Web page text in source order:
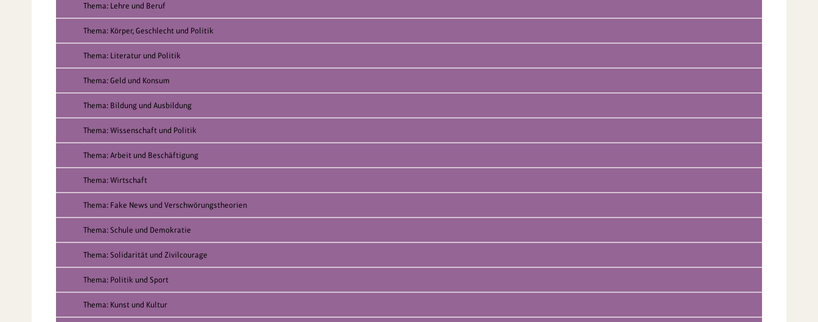
Thema: Lehre und Beruf
Thema: Körper, Geschlecht und Politik
Thema: Literatur und Politik
Thema: Geld und Konsum
Thema: Bildung und Ausbildung
Thema: Wissenschaft und Politik
Thema: Arbeit und Beschäftigung
Thema: Wirtschaft
Thema: Fake News und Verschwörungstheorien
Thema: Schule und Demokratie
Thema: Solidarität und Zivilcourage
Thema: Politik und Sport
Thema: Kunst und Kultur